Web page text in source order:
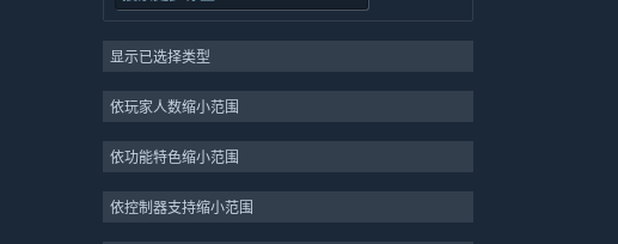
策略
2D
3D
免费开玩
显示已选择类型
依玩家人数缩小范围
依功能特色缩小范围
依控制器支持缩小范围